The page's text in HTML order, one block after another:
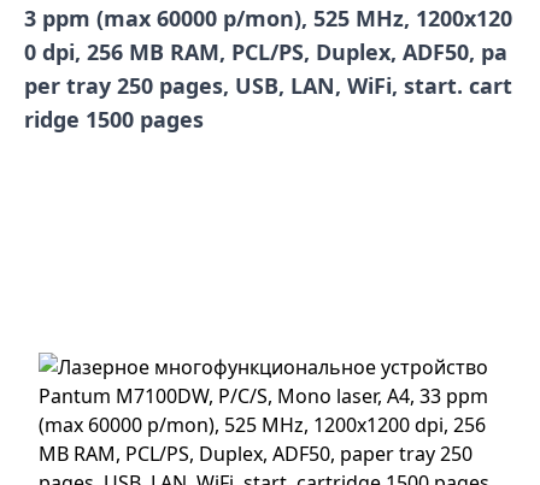
3 ppm (max 60000 p/mon), 525 MHz, 1200x120
0 dpi, 256 MB RAM, PCL/PS, Duplex, ADF50, pa
per tray 250 pages, USB, LAN, WiFi, start. cart
ridge 1500 pages